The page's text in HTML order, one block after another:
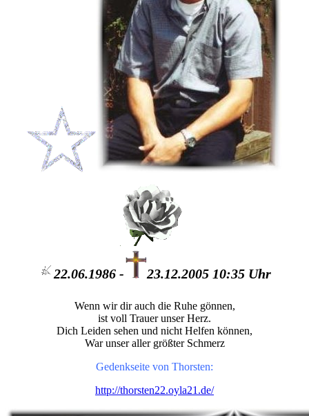
22.06.1986 - 23.12.2005 10:35 Uhr
Wenn wir dir auch die Ruhe gönnen,
ist voll Trauer unser Herz.
Dich Leiden sehen und nicht Helfen können,
War unser aller größter Schmerz
Gedenkseite von Thorsten:
http://thorsten22.oyla21.de/